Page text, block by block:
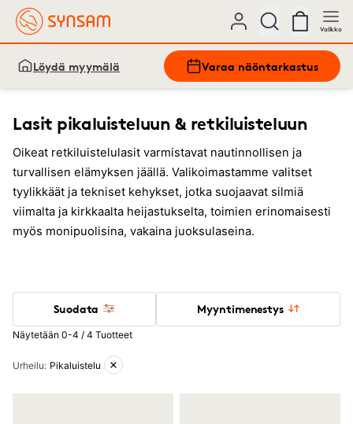
Valikko
Löydä myymälä Varaa näöntarkastus
Lasit pikaluisteluun & retkiluisteluun
Oikeat retkiluistelulasit varmistavat nautinnollisen ja
turvallisen elämyksen jäällä. Valikoimastamme valitset
tyylikkäät ja tekniset kehykset, jotka suojaavat silmiä
viimalta ja kirkkaalta heijastukselta, toimien erinomaisesti
myös monipuolisina, vakaina juoksulaseina.
Suodata Myyntimenestys
Näytetään 0-4 / 4 Tuotteet
Aktiiviset suodattimet
Urheilu: Pikaluistelu